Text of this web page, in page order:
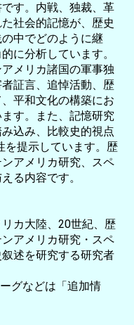
す。内戦、独裁、革
社会的記憶が、歴史
中でどのように継
に分析しています。
メリカ諸国の軍事独
証言、追悼活動、歴
平和文化の構築にお
す。また、記憶研究
込み、比較史的視点
を提示しています。歴
アメリカ研究、スペ
る内容です。
カ大陸、20世紀、歴
アメリカ研究・スペ
述を研究する研究者
グなどは「追加情